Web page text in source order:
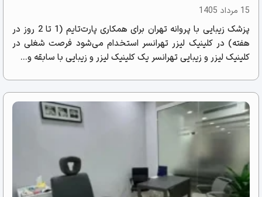
15 مرداد 1405
پزشک زیبایی با پروانه تهران برای همکاری پارت‌تایم (1 تا 2 روز در
هفته) در کلینیک لیزر تهرانسر استخدام می‌شود فرصت شغلی در
کلینیک لیزر و زیبایی تهرانسر یک کلینیک لیزر و زیبایی با سابقه و...